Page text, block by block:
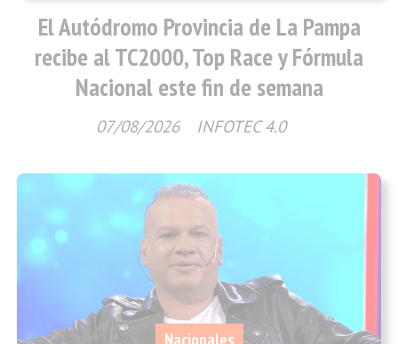
El Autódromo Provincia de La Pampa
recibe al TC2000, Top Race y Fórmula
Nacional este fin de semana
INFOTEC 4.0
07/08/2026
Nacionales